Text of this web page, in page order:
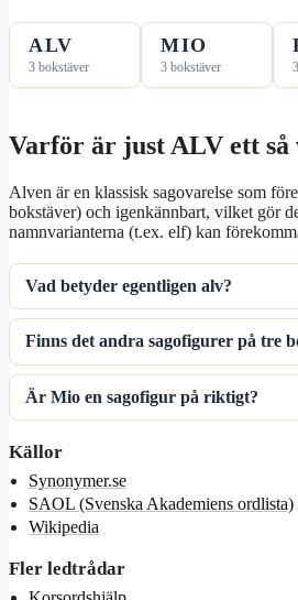
ALV
3 bokstäver
MIO
3 bokstäver
Varför är just ALV ett så
Alven är en klassisk sagovarelse som
bokstäver) och igenkännbart, vilket gör
namnvarianterna (t.ex. elf) kan
Vad betyder egentligen alv?
Finns det andra sagofigurer på tre
Är Mio en sagofigur på riktigt?
Källor
Synonymer.se
SAOL (Svenska Akademiens ordlista)
Wikipedia
Fler ledtrådar